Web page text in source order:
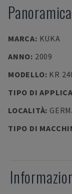
Panoramica
MARCA: KUKA
ANNO: 2009
MODELLO: KR
TIPO DI
LOCALITÀ:
TIPO DI